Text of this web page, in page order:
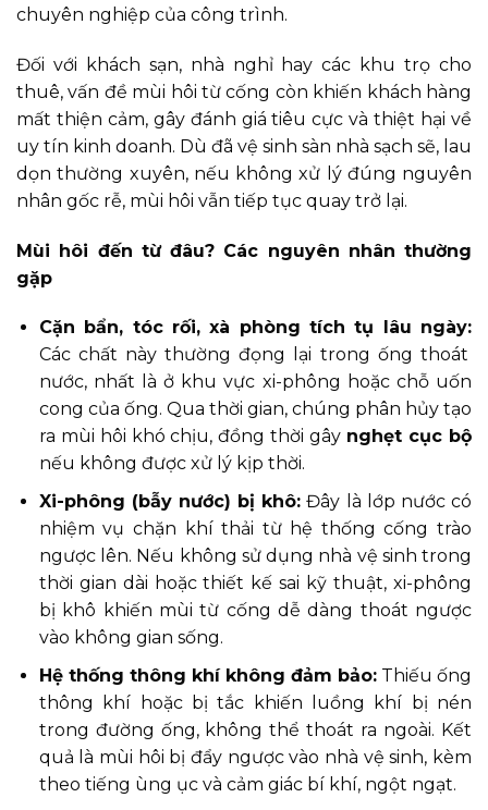
chuyên nghiệp của công trình.
Đối với khách sạn, nhà nghỉ hay các khu trọ cho
thuê, vấn đề mùi hôi từ cống còn khiến khách hàng
mất thiện cảm, gây đánh giá tiêu cực và thiệt hại về
uy tín kinh doanh. Dù đã vệ sinh sàn nhà sạch sẽ, lau
dọn thường xuyên, nếu không xử lý đúng nguyên
nhân gốc rễ, mùi hôi vẫn tiếp tục quay trở lại.
Mùi hôi đến từ đâu? Các nguyên nhân thường
gặp
Cặn bẩn, tóc rối, xà phòng tích tụ lâu ngày:
Các chất này thường đọng lại trong ống thoát
nước, nhất là ở khu vực xi-phông hoặc chỗ uốn
cong của ống. Qua thời gian, chúng phân hủy tạo
ra mùi hôi khó chịu, đồng thời gây nghẹt cục bộ
nếu không được xử lý kịp thời.
Xi-phông (bẫy nước) bị khô: Đây là lớp nước có
nhiệm vụ chặn khí thải từ hệ thống cống trào
ngược lên. Nếu không sử dụng nhà vệ sinh trong
thời gian dài hoặc thiết kế sai kỹ thuật, xi-phông
bị khô khiến mùi từ cống dễ dàng thoát ngược
vào không gian sống.
Hệ thống thông khí không đảm bảo:Thiếu ống
thông khí hoặc bị tắc khiến luồng khí bị nén
trong đường ống, không thể thoát ra ngoài. Kết
quả là mùi hôi bị đẩy ngược vào nhà vệ sinh, kèm
theo tiếng ùng ục và cảm giác bí khí, ngột ngạt.